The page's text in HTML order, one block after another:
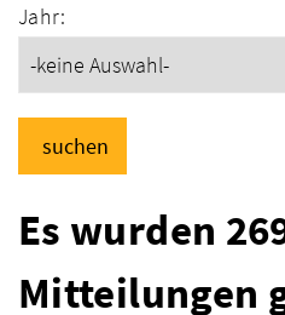
Jahr:
suchen
Es wurden
Mitteilungen